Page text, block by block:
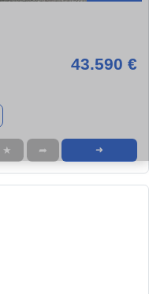
43.590 €
★ ➦ ➜